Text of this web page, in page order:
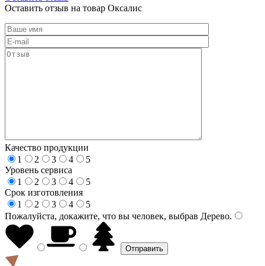
Оставить отзыв на товар Оксалис
Качество продукции
1
2 3 4
5
Уровень сервиса
1
2 3 4
5
Срок изготовления
1
2 3 4
5
Пожалуйста, докажите, что вы человек, выбрав Дерево.